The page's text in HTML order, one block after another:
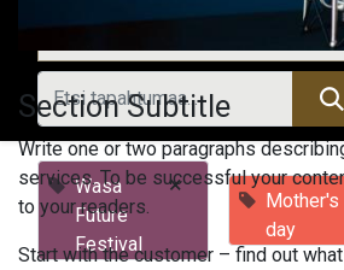
Kaikki tapahtumat
Wasa
Future
Festival
×
Mother's
day
Section Subtitle
Write one or two paragraphs
services. To be successful your
to your readers.
Start with the customer – find out